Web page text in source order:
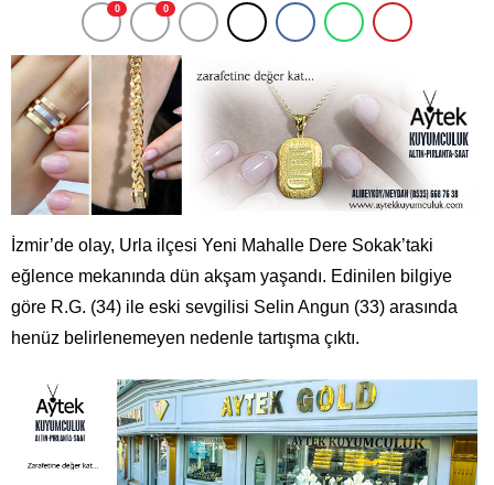
0 0
İzmir’de olay, Urla ilçesi Yeni Mahalle Dere Sokak’taki
eğlence mekanında dün akşam yaşandı. Edinilen bilgiye
göre R.G. (34) ile eski sevgilisi Selin Angun (33) arasında
henüz belirlenemeyen nedenle tartışma çıktı.